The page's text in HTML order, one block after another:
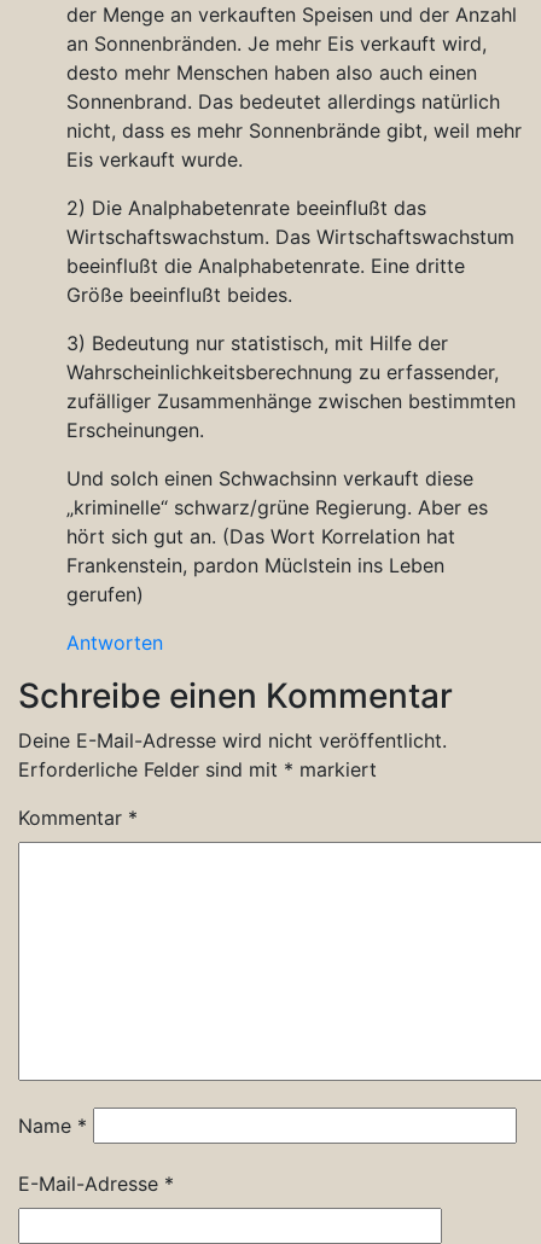
der Menge an verkauften Speisen und der Anzahl
an Sonnenbränden. Je mehr Eis verkauft wird,
desto mehr Menschen haben also auch einen
Sonnenbrand. Das bedeutet allerdings natürlich
nicht, dass es mehr Sonnenbrände gibt, weil mehr
Eis verkauft wurde.
2) Die Analphabetenrate beeinflußt das
Wirtschaftswachstum. Das Wirtschaftswachstum
beeinflußt die Analphabetenrate. Eine dritte
Größe beeinflußt beides.
3) Bedeutung nur statistisch, mit Hilfe der
Wahrscheinlichkeitsberechnung zu erfassender,
zufälliger Zusammenhänge zwischen bestimmten
Erscheinungen.
Und solch einen Schwachsinn verkauft diese
„kriminelle“ schwarz/grüne Regierung. Aber es
hört sich gut an. (Das Wort Korrelation hat
Frankenstein, pardon Müclstein ins Leben
gerufen)
Antworten
Schreibe einen Kommentar
Deine E-Mail-Adresse wird nicht veröffentlicht.
Erforderliche Felder sind mit * markiert
Kommentar *
Name *
E-Mail-Adresse *